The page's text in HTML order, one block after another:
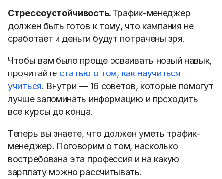
Стрессоустойчивость. Трафик-менеджер
должен быть готов к тому, что кампания не
сработает и деньги будут потрачены зря.
Чтобы вам было проще осваивать новый навык,
прочитайте статью о том, как научиться
учиться. Внутри — 16 советов, которые помогут
лучше запоминать информацию и проходить
все курсы до конца.
Теперь вы знаете, что должен уметь трафик-
менеджер. Поговорим о том, насколько
востребована эта профессия и на какую
зарплату можно рассчитывать.